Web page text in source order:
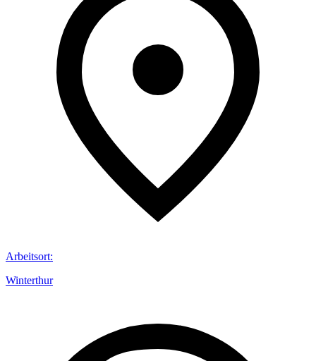
Arbeitsort:
Winterthur